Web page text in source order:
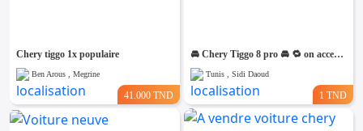
Chery tiggo 1x populaire
Ben Arous , Megrine
41.000 TND
🚘 Chery Tiggo 8 pro 🚘 🔁 on accepte l échange des voitures
Tunis , Sidi Daoud
1 TND